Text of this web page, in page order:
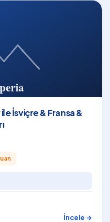
İsviçre & Fransa &
İncele →